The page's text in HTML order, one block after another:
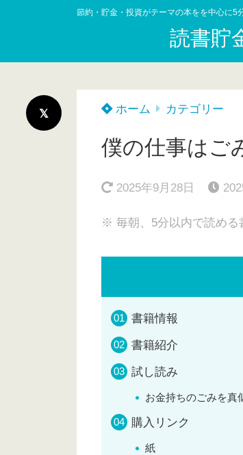
節約・貯金・投資がテーマの本をを中心に5
読書貯
ホーム カテゴリー
僕の仕事はご
2025年9月28日
※ 毎朝、5分以内で読める
書籍情報
書籍紹介
試し読み
お金持ちのごみを真
購入リンク
紙